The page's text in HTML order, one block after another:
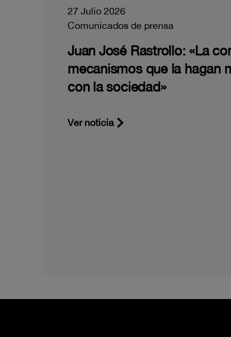
27 Julio 2026
Comunicados de prensa
Juan José Rastrollo: «La
mecanismos que la hagan
con la sociedad»
Ver noticia